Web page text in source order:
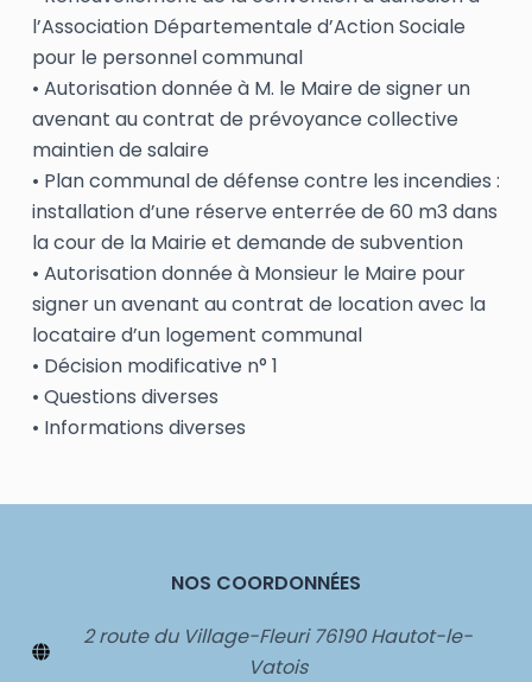
l’Association Départementale d’Action Sociale
pour le personnel communal
• Autorisation donnée à M. le Maire de signer un
avenant au contrat de prévoyance collective
maintien de salaire
• Plan communal de défense contre les incendies :
installation d’une réserve enterrée de 60 m3 dans
la cour de la Mairie et demande de subvention
• Autorisation donnée à Monsieur le Maire pour
signer un avenant au contrat de location avec la
locataire d’un logement communal
• Décision modificative n° 1
• Questions diverses
• Informations diverses
NOS COORDONNÉES
2 route du Village-Fleuri 76190 Hautot-le-
Vatois